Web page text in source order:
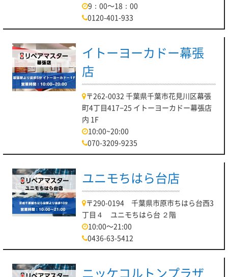
9：00～18：00
0120-401-933
イトーヨーカドー幕張
店
〒262-0032 千葉県千葉市花見川区幕張
町4丁目417−25 イトーヨーカドー幕張店
内 1F
10:00~20:00
070-3209-9235
ユニモちはら台店
〒290-0194 千葉県市原市ちはら台西3
丁目４ ユニモちはら台 ２階
10:00～21:00
0436-63-5412
ニッケコルトンプラザ